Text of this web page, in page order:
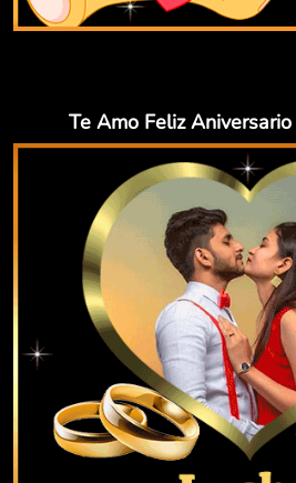
Te Amo Feliz